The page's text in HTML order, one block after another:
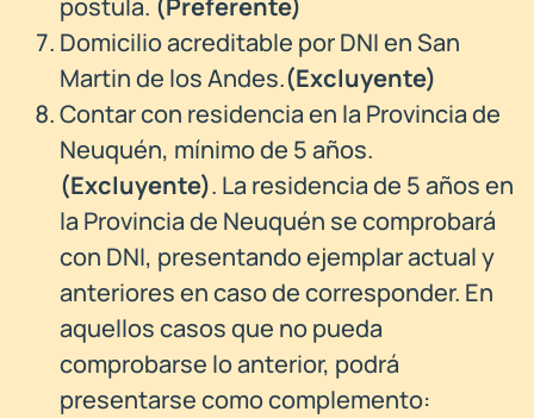
postula. (Preferente)
Domicilio acreditable por DNIen San
Martin de los Andes.(Excluyente)
Contar con residencia en la Provincia de
Neuquén, mínimo de 5 años.
(Excluyente). La residencia de 5 años en
la Provincia de Neuquén se comprobará
con DNI, presentando ejemplar actual y
anteriores en caso de corresponder. En
aquellos casos que no pueda
comprobarse lo anterior, podrá
presentarse como complemento: